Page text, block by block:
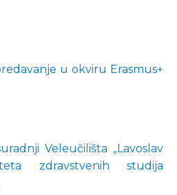
u okviru Erasmus+
Veleučilišta „Lavoslav
zdravstvenih studija